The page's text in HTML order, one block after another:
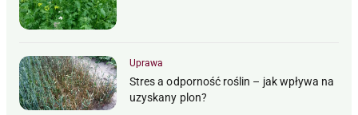
Uprawa
Stres a odporność roślin – jak wpływa na
uzyskany plon?